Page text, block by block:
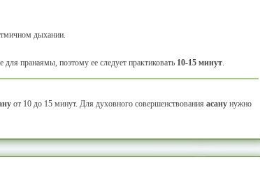
дыхании.
пранаямы, поэтому ее следует практиковать10-15 минут.
от 10 до 15 минут. Для духовного совершенствования асанунужно